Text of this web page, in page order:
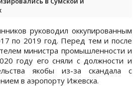
руководил оккупированным
по 2019 год. Перед тем и после
министра промышленности и
году его сняли с должности и
якобы из-за скандала с
в аэропорту Ижевска.